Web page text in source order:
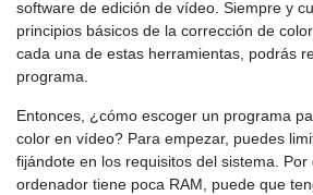
software de edición de vídeo. Siempre y
principios básicos de la corrección de
cada una de estas herramientas, podrás
programa.
Entonces, ¿cómo escoger un programa
color en vídeo? Para empezar, puedes
fijándote en los requisitos del sistema. Por
ordenador tiene poca RAM, puede que